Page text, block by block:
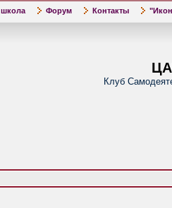
школа Форум Контакты
Клуб